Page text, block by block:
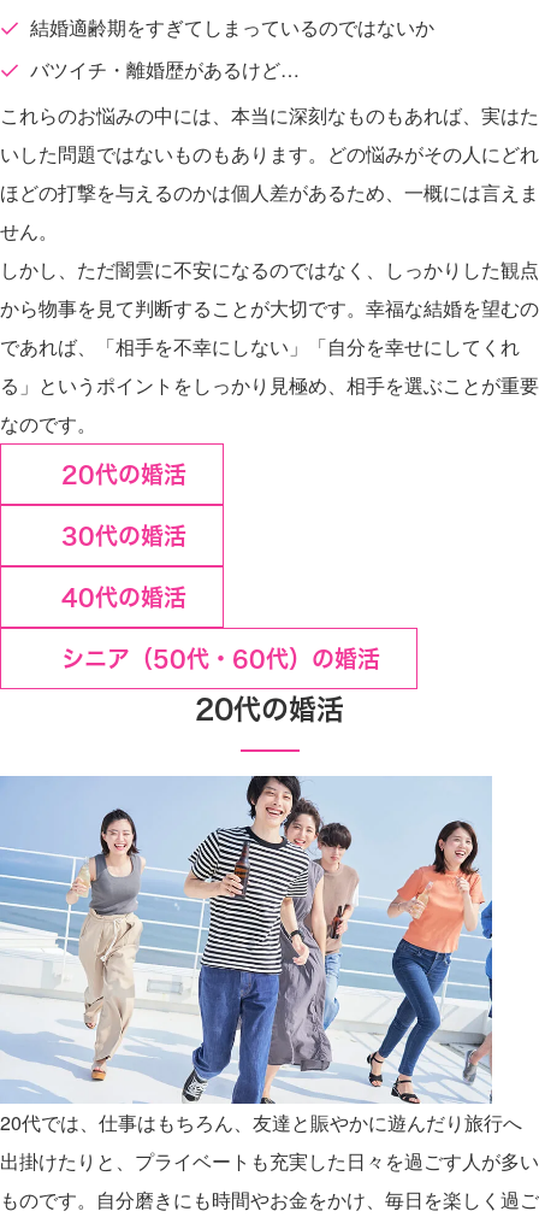
結婚適齢期をすぎてしまっているのではないか
バツイチ・離婚歴があるけど…
これらのお悩みの中には、本当に深刻なものもあれば、実はた
いした問題ではないものもあります。どの悩みがその人にどれ
ほどの打撃を与えるのかは個人差があるため、一概には言えま
せん。
しかし、ただ闇雲に不安になるのではなく、しっかりした観点
から物事を見て判断することが大切です。幸福な結婚を望むの
であれば、「相手を不幸にしない」「自分を幸せにしてくれ
る」というポイントをしっかり見極め、相手を選ぶことが重要
なのです。
20代の婚活
30代の婚活
40代の婚活
シニア（50代・60代）の婚活
20代の婚活
20代では、仕事はもちろん、友達と賑やかに遊んだり旅行へ
出掛けたりと、プライベートも充実した日々を過ごす人が多い
ものです。自分磨きにも時間やお金をかけ、毎日を楽しく過ご